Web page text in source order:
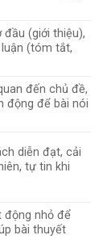
đầu (giới thiệu),
(tóm tắt,
đến chủ đề,
động để bài nói
diễn đạt, cải
tự tin khi
động nhỏ để
bài thuyết